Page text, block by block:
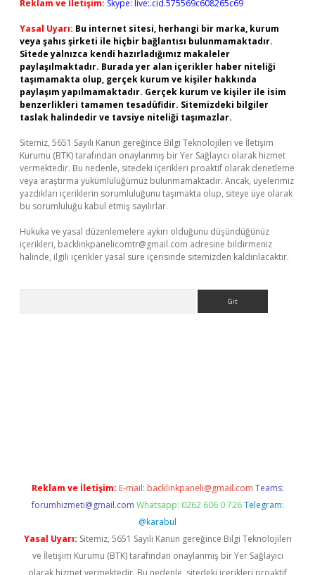
Reklam ve İletişim: Skype: live:.cid.575569c608265c69
Yasal Uyarı: Bu internet sitesi, herhangi bir marka, kurum
veya şahıs şirketi ile hiçbir bağlantısı bulunmamaktadır.
Sitede yalnızca kendi hazırladığımız makaleler
paylaşılmaktadır. Burada yer alan içerikler haber niteliği
taşımamakta olup, gerçek kurum ve kişiler hakkında
paylaşım yapılmamaktadır. Gerçek kurum ve kişiler ile isim
benzerlikleri tamamen tesadüfidir. Sitemizdeki bilgiler
taslak halindedir ve tavsiye niteliği taşımazlar.
Sitemiz, 5651 Sayılı Kanun gereğince Bilgi Teknolojileri ve İletişim
Kurumu (BTK) tarafından onaylanmış bir Yer Sağlayıcı olarak hizmet
vermektedir. Bu nedenle, sitedeki içerikleri proaktif olarak denetleme
veya araştırma yükümlülüğümüz bulunmamaktadır. Ancak, üyelerimiz
yazdıkları içeriklerin sorumluluğunu taşımakta olup, siteye üye olarak
bu sorumluluğu kabul etmiş sayılırlar.
Hukuka ve yasal düzenlemelere aykırı olduğunu düşündüğünüz
içerikleri, backlinkpanelicomtr@gmail.com adresine bildirmeniz
halinde, ilgili içerikler yasal süre içerisinde sitemizden kaldırılacaktır.
Reklam ve İletişim: E-mail: backlinkpaneli@gmail.com Teams:
forumhizmeti@gmail.com Whatsapp: 0262 606 0 726 Telegram:
@karabul
Yasal Uyarı: Sitemiz, 5651 Sayılı Kanun gereğince Bilgi Teknolojileri
ve İletişim Kurumu (BTK) tarafından onaylanmış bir Yer Sağlayıcı
olarak hizmet vermektedir. Bu nedenle, sitedeki içerikleri proaktif